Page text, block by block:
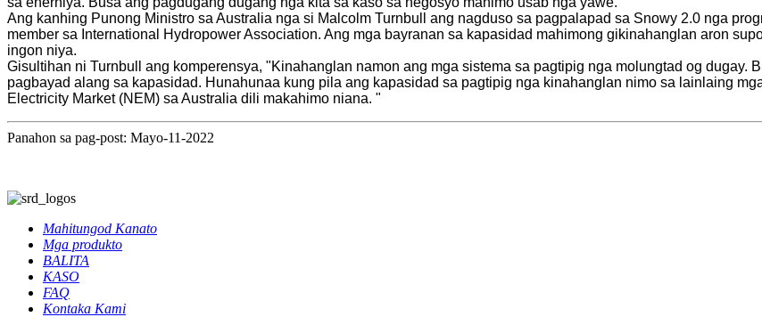
Ang kanhing Punong Ministro sa Australia nga si Malcolm Turnbull ang nagduso sa pagpalapad sa Snowy 2.0 nga
member sa International Hydropower Association. Ang mga bayranan sa kapasidad mahimong gikinahanglan aron
ingon niya.
Gisultihan ni Turnbull ang komperensya, "Kinahanglan namon ang mga sistema sa pagtipig nga molungtad og dugay.
pagbayad alang sa kapasidad. Hunahunaa kung pila ang kapasidad sa pagtipig nga kinahanglan nimo sa lainlaing
Electricity Market (NEM) sa Australia dili makahimo niana. "
Panahon sa pag-post: Mayo-11-2022
Mahitungod Kanato
Mga produkto
BALITA
KASO
FAQ
Kontaka Kami